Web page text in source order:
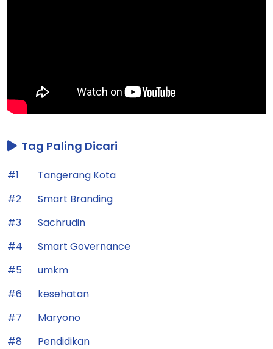
Tag Paling Dicari
#1
Tangerang Kota
#2
Smart Branding
#3
Sachrudin
#4
Smart Governance
#5
umkm
#6
kesehatan
#7
Maryono
#8
Pendidikan